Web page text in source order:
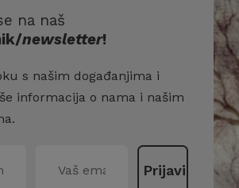
na naš
newsletter!
s našim događanjima i
informacija o nama i našim